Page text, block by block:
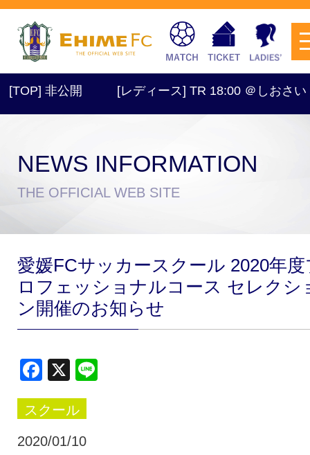
試合日程・結果 アクセス
クラブ・会社情報 レディース
ファンクラブ
チケットを購入
非公開 [レディース] TR 18:00 ＠しおさい
NEWS INFORMATION
THE OFFICIAL WEB SITE
愛媛FCサッカースクール 2020年度
ロフェッショナルコース セレクシ
ン開催のお知らせ
Facebook
X
スクール
2020/01/10